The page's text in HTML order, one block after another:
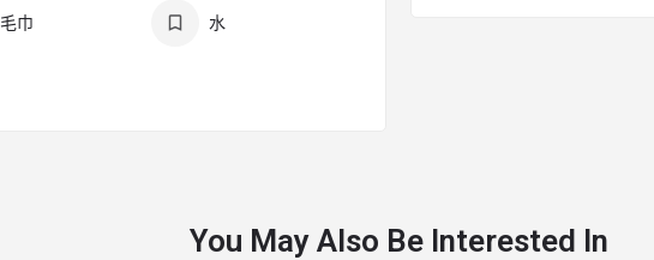
毛巾 水
You May Also Be Interested In